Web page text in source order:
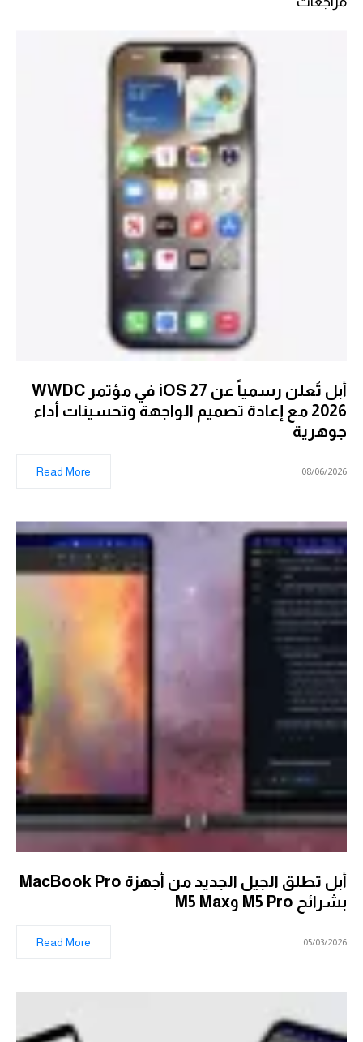
أبل تُعلن رسمياً عن iOS 27 في مؤتمر WWDC
2026 مع إعادة تصميم الواجهة وتحسينات أداء
جوهرية
08/06/2026
Read More
أبل تطلق الجيل الجديد من أجهزة MacBook Pro
بشرائح M5 Pro وM5 Max
05/03/2026
Read More